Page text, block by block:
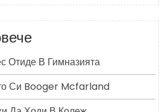
Отиде В Гимназията
Си Booger Mcfarland